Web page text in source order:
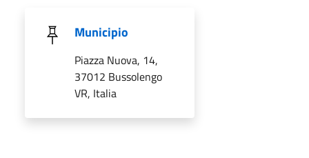
Municipio
Piazza Nuova, 14,
37012 Bussolengo
VR, Italia